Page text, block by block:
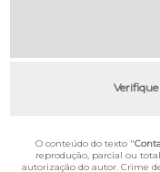
O conteúdo do texto "
reprodução, parcial ou
autorização do autor. Crime